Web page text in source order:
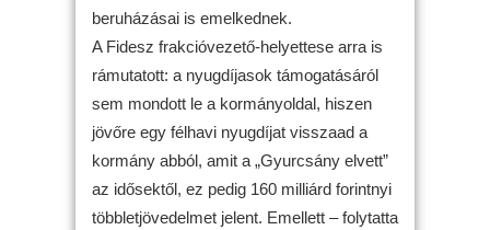
beruházásai is emelkednek.
A Fidesz frakcióvezető-helyettese arra is
rámutatott: a nyugdíjasok támogatásáról
sem mondott le a kormányoldal, hiszen
jövőre egy félhavi nyugdíjat visszaad a
kormány abból, amit a „Gyurcsány elvett”
az idősektől, ez pedig 160 milliárd forintnyi
többletjövedelmet jelent. Emellett – folytatta